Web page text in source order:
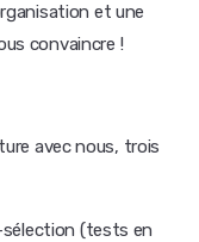
et une
convaincre !
avec nous, trois
sélection (tests en